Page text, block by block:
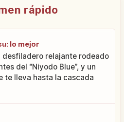
rápido
lo mejor
desfiladero relajante rodeado
del “Niyodo Blue”, y un
te lleva hasta la cascada